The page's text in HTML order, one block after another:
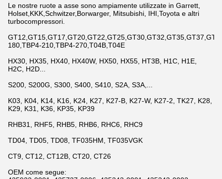
Le nostre ruote a asse sono ampiamente utilizzate in Garrett,
Holset,KKK,Schwitzer,Borwarger, Mitsubishi, IHI,Toyota e altri
turbocompressori.
180,TBP4-210,TBP4-270,T04B,T04E
HX30, HX35, HX40, HX40W, HX50, HX55, HT3B, H1C, H1E,
H2C, H2D...
S200, S200G, S300, S400, S410, S2A, S3A,...
K03, K04, K14, K16, K24, K27, K27-B, K27-W, K27-2, TK27, K28,
K29, K31, K36, KP35, KP39
RHB31, RHF5, RHB5, RHB6, RHC6, RHC9
TD04, TD05, TD08, TF035HM, TF035VGK
CT9, CT12, CT12B, CT20, CT26
OEM come segue: